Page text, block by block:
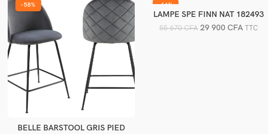
-58%
Ajouter au panier
BELLE BARSTOOL GRIS PIED
-46%
Ajouter au panier
LAMPE SPE FINN NAT 182493
55 670CFA 29 900 CFA TTC